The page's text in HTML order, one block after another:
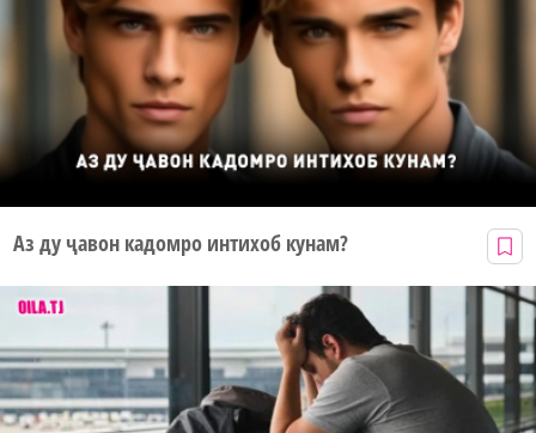
Аз ду ҷавон кадомро интихоб кунам?